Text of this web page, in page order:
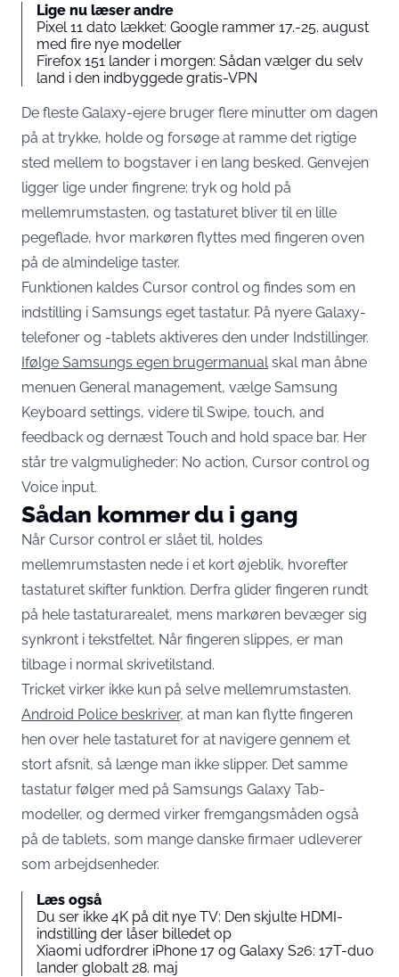
Lige nu læser andre
Pixel 11 dato lækket: Google rammer 17.-25. august
med fire nye modeller
Firefox 151 lander i morgen: Sådan vælger du selv
land i den indbyggede gratis-VPN
De fleste Galaxy-ejere bruger flere minutter om dagen
på at trykke, holde og forsøge at ramme det rigtige
sted mellem to bogstaver i en lang besked. Genvejen
ligger lige under fingrene: tryk og hold på
mellemrumstasten, og tastaturet bliver til en lille
pegeflade, hvor markøren flyttes med fingeren oven
på de almindelige taster.
Funktionen kaldes Cursor control og findes som en
indstilling i Samsungs eget tastatur. På nyere Galaxy-
telefoner og -tablets aktiveres den under Indstillinger.
Ifølge Samsungs egen brugermanual skal man åbne
menuen General management, vælge Samsung
Keyboard settings, videre til Swipe, touch, and
feedback og dernæst Touch and hold space bar. Her
står tre valgmuligheder: No action, Cursor control og
Voice input.
Sådan kommer du i gang
Når Cursor control er slået til, holdes
mellemrumstasten nede i et kort øjeblik, hvorefter
tastaturet skifter funktion. Derfra glider fingeren rundt
på hele tastaturarealet, mens markøren bevæger sig
synkront i tekstfeltet. Når fingeren slippes, er man
tilbage i normal skrivetilstand.
Tricket virker ikke kun på selve mellemrumstasten.
Android Police beskriver, at man kan flytte fingeren
hen over hele tastaturet for at navigere gennem et
stort afsnit, så længe man ikke slipper. Det samme
tastatur følger med på Samsungs Galaxy Tab-
modeller, og dermed virker fremgangsmåden også
på de tablets, som mange danske firmaer udleverer
som arbejdsenheder.
Læs også
Du ser ikke 4K på dit nye TV: Den skjulte HDMI-
indstilling der låser billedet op
Xiaomi udfordrer iPhone 17 og Galaxy S26: 17T-duo
lander globalt 28. maj